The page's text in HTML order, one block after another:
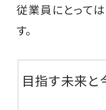
従業員にとって
す。
目指す未来と